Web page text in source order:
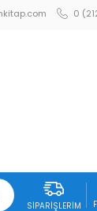
0
SIPARIŞLERIM